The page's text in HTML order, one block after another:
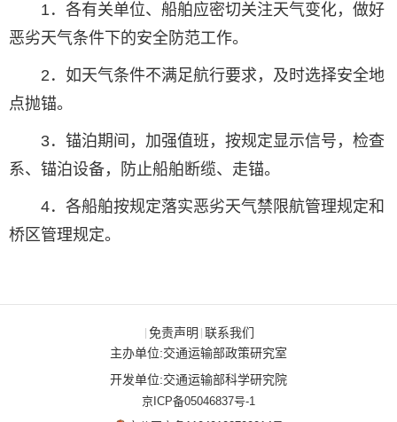
1．各有关单位、船舶应密切关注天气变化，做好
恶劣天气条件下的安全防范工作。
2．如天气条件不满足航行要求，及时选择安全地
点抛锚。
3．锚泊期间，加强值班，按规定显示信号，检查
系、锚泊设备，防止船舶断缆、走锚。
4．各船舶按规定落实恶劣天气禁限航管理规定和
桥区管理规定。
| 免责声明 | 联系我们
主办单位:交通运输部政策研究室
开发单位:交通运输部科学研究院
京ICP备05046837号-1